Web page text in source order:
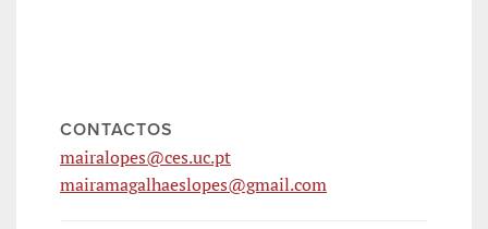
CONTACTOS
mairalopes@ces.uc.pt
mairamagalhaeslopes@gmail.com